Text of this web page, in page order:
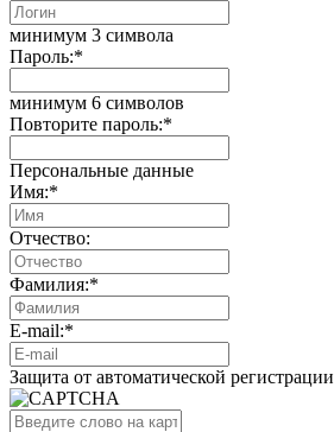
минимум 3 символа
Пароль:*
минимум 6 символов
Повторите пароль:*
Персональные данные
Имя:*
Отчество:
Фамилия:*
E-mail:*
Защита от автоматической регистрации